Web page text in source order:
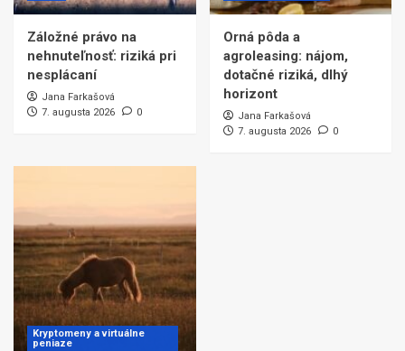
Záložné právo na
nehnuteľnosť: riziká pri
nesplácaní
Jana Farkašová
7. augusta 2026
0
Orná pôda a
agroleasing: nájom,
dotačné riziká, dlhý
horizont
Jana Farkašová
7. augusta 2026
0
Kryptomeny a virtuálne
peniaze